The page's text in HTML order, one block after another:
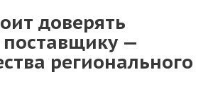
доверять
—
регионального